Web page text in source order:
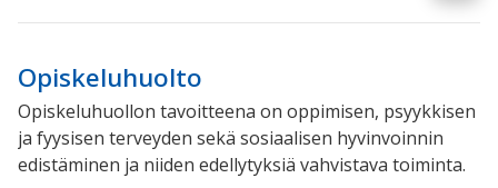
Opiskeluhuolto
Opiskeluhuollon tavoitteena on oppimisen, psyykkisen
ja fyysisen terveyden sekä sosiaalisen hyvinvoinnin
edistäminen ja niiden edellytyksiä vahvistava toiminta.